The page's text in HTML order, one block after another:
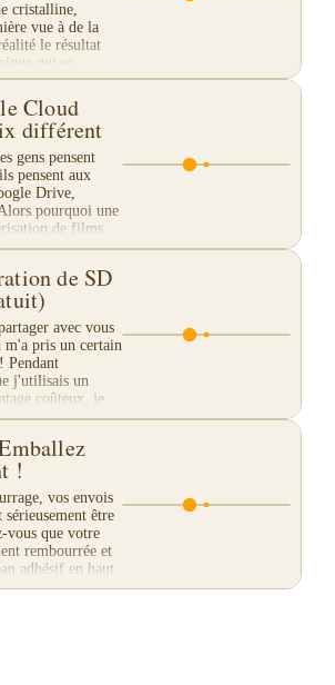
cristalline,
vue à de la
le résultat
qui se
VHS se
Cloud
différent
gens pensent
pensent aux
Drive,
pourquoi une
de films
de SD
avec vous
m'a pris un certain
Pendant
j'utilisais un
coûteux, je
!
vos envois
être
vous que votre
rembourrée et
adhésif en haut